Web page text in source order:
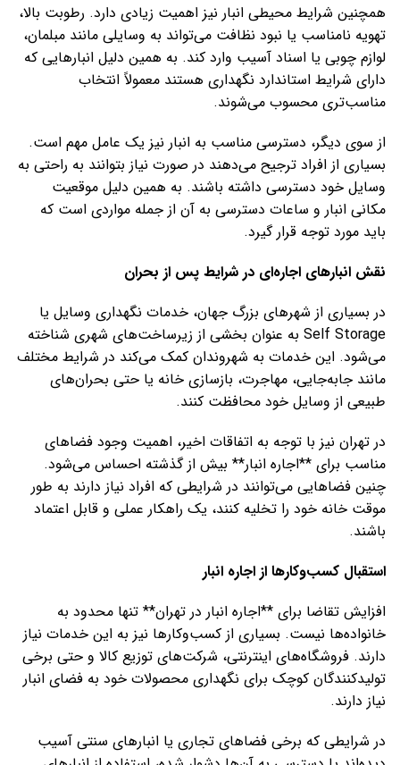
همچنین شرایط محیطی انبار نیز اهمیت زیادی دارد. رطوبت بالا،
تهویه نامناسب یا نبود نظافت می‌تواند به وسایلی مانند مبلمان،
لوازم چوبی یا اسناد آسیب وارد کند. به همین دلیل انبارهایی که
دارای شرایط استاندارد نگهداری هستند معمولاً انتخاب
مناسب‌تری محسوب می‌شوند.
از سوی دیگر، دسترسی مناسب به انبار نیز یک عامل مهم است.
بسیاری از افراد ترجیح می‌دهند در صورت نیاز بتوانند به راحتی به
وسایل خود دسترسی داشته باشند. به همین دلیل موقعیت
مکانی انبار و ساعات دسترسی به آن از جمله مواردی است که
باید مورد توجه قرار گیرد.
نقش انبارهای اجاره‌ای در شرایط پس از بحران
در بسیاری از شهرهای بزرگ جهان، خدمات نگهداری وسایل یا
Self Storage به عنوان بخشی از زیرساخت‌های شهری شناخته
می‌شود. این خدمات به شهروندان کمک می‌کند در شرایط مختلف
مانند جابه‌جایی، مهاجرت، بازسازی خانه یا حتی بحران‌های
طبیعی از وسایل خود محافظت کنند.
در تهران نیز با توجه به اتفاقات اخیر، اهمیت وجود فضاهای
مناسب برای **اجاره انبار** بیش از گذشته احساس می‌شود.
چنین فضاهایی می‌توانند در شرایطی که افراد نیاز دارند به طور
موقت خانه خود را تخلیه کنند، یک راهکار عملی و قابل اعتماد
باشند.
استقبال کسب‌وکارها از اجاره انبار
افزایش تقاضا برای **اجاره انبار در تهران** تنها محدود به
خانواده‌ها نیست. بسیاری از کسب‌وکارها نیز به این خدمات نیاز
دارند. فروشگاه‌های اینترنتی، شرکت‌های توزیع کالا و حتی برخی
تولیدکنندگان کوچک برای نگهداری محصولات خود به فضای انبار
نیاز دارند.
در شرایطی که برخی فضاهای تجاری یا انبارهای سنتی آسیب